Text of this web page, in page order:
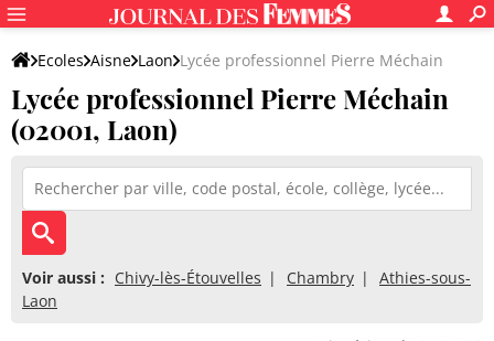
Ecoles Aisne Laon Lycée professionnel Pierre Méchain
Lycée professionnel Pierre Méchain
(02001, Laon)
Voir aussi : Chivy-lès-Étouvelles Chambry
Athies-sous-
Laon